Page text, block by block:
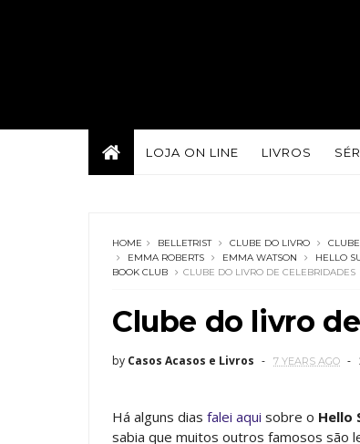
LOJA ON LINE LIVROS
HOME BELLETRIST CLUBE DO LIVRO
EMMA ROBERTS
EMMA WATSON HELLO
BOOK CLUB
CLUBE DO LIVRO DE CELEBRIDADES
Clube do livro
by Casos Acasos e Livros 7 YEARS AGO
Há alguns dias falei aqui sobre o Hello
sabia que muitos outros famosos são